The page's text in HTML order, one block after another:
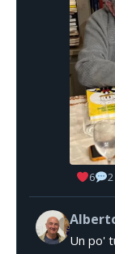
6 2
Un po'